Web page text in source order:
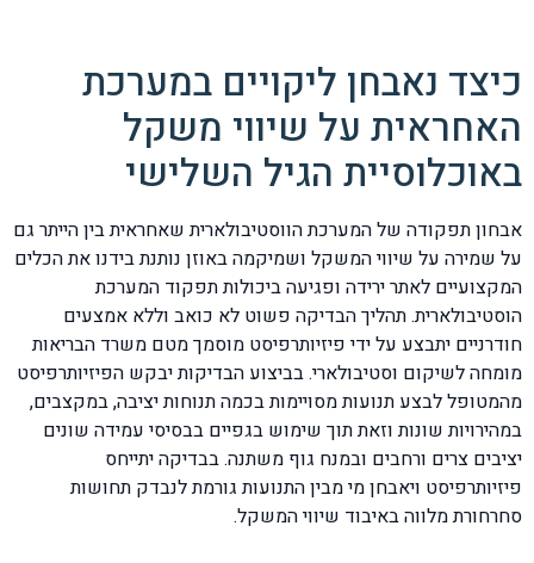
כיצד נאבחן ליקויים במערכת
האחראית על שיווי משקל
באוכלוסיית הגיל השלישי
אבחון תפקודה של המערכת הווסטיבולארית שאחראית בין הייתר גם
על שמירה על שיווי המשקל ושמיקמה באוזן נותנת בידנו את הכלים
המקצועיים לאתר ירידה ופגיעה ביכולות תפקוד המערכת
הוסטיבולארית. תהליך הבדיקה פשוט לא כואב וללא אמצעים
חודרניים יתבצע על ידי פיזיותרפיסט מוסמך מטם משרד הבריאות
מומחה לשיקום וסטיבולארי. בביצוע הבדיקות יבקש הפיזיותרפיסט
מהמטופל לבצע תנועות מסויימות בכמה תנוחות יציבה, במקצבים,
במהירויות שונות וזאת תוך שימוש בגפיים בבסיסי עמידה שונים
יציבים צרים ורחבים ובמנח גוף משתנה. בבדיקה יתייחס
פיזיותרפיסט ויאבחן מי מבין התנועות גורמת לנבדק תחושות
סחרחורת מלווה באיבוד שיווי המשקל.